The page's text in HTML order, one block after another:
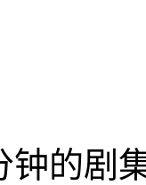
钟的剧